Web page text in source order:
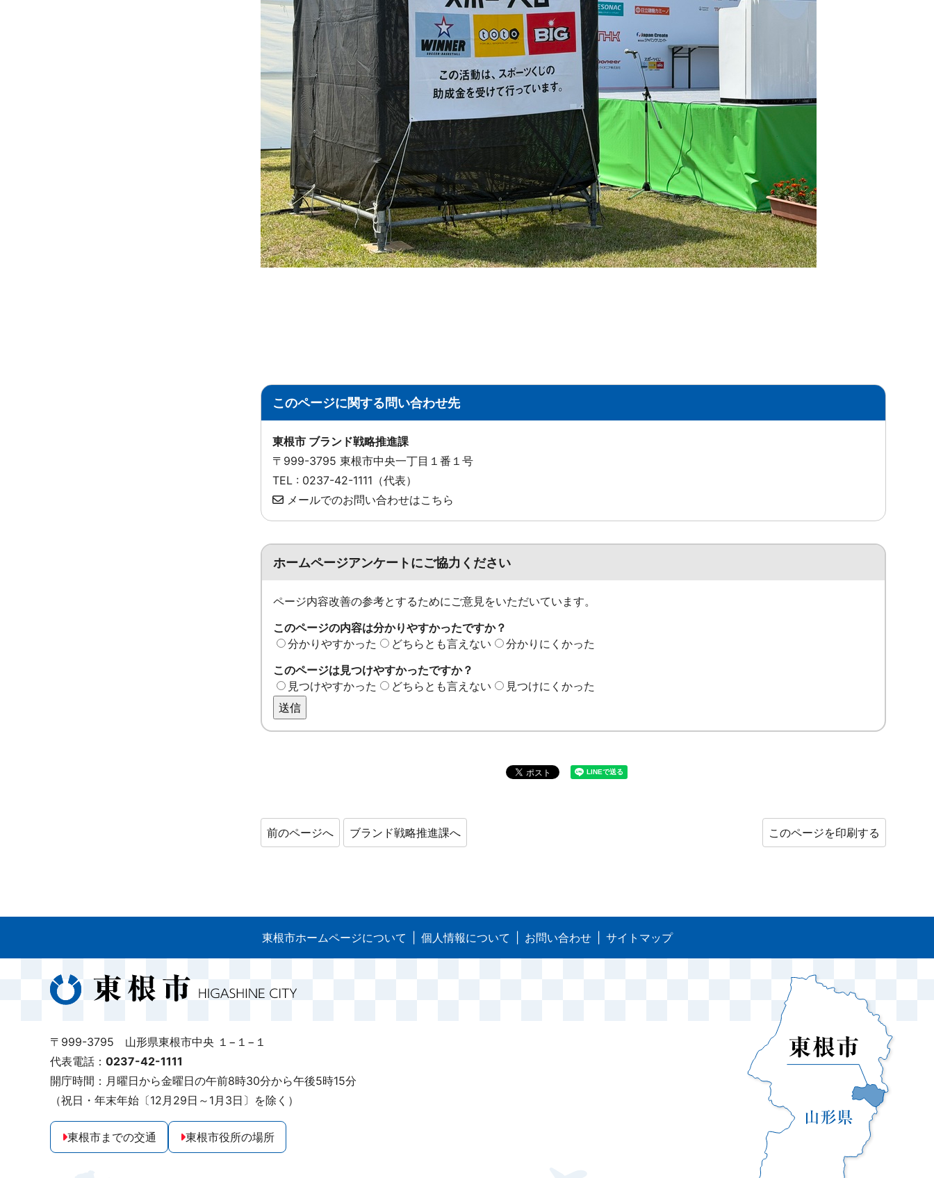
このページに関する問い合わせ先
東根市 ブランド戦略推進課
〒999-3795 東根市中央一丁目１番１号
TEL : 0237-42-1111（代表）
メールでのお問い合わせはこちら
ホームページアンケートにご協力ください
ページ内容改善の参考とするためにご意見をいただいています。
このページの内容は分かりやすかったですか？
分かりやすかった
どちらとも言えない
分かりにくかった
このページは見つけやすかったですか？
見つけやすかった
どちらとも言えない
見つけにくかった
送信
前のページへ ブランド戦略推進課へ このページを印刷する
東根市ホームページについて 個人情報について お問い合わせ サイトマップ
〒999-3795 山形県東根市中央 １−１−１
代表電話： 0237-42-1111
開庁時間：月曜日から金曜日の午前8時30分から午後5時15分
（祝日・年末年始〔12月29日～1月3日〕を除く）
東根市までの交通 東根市役所の場所